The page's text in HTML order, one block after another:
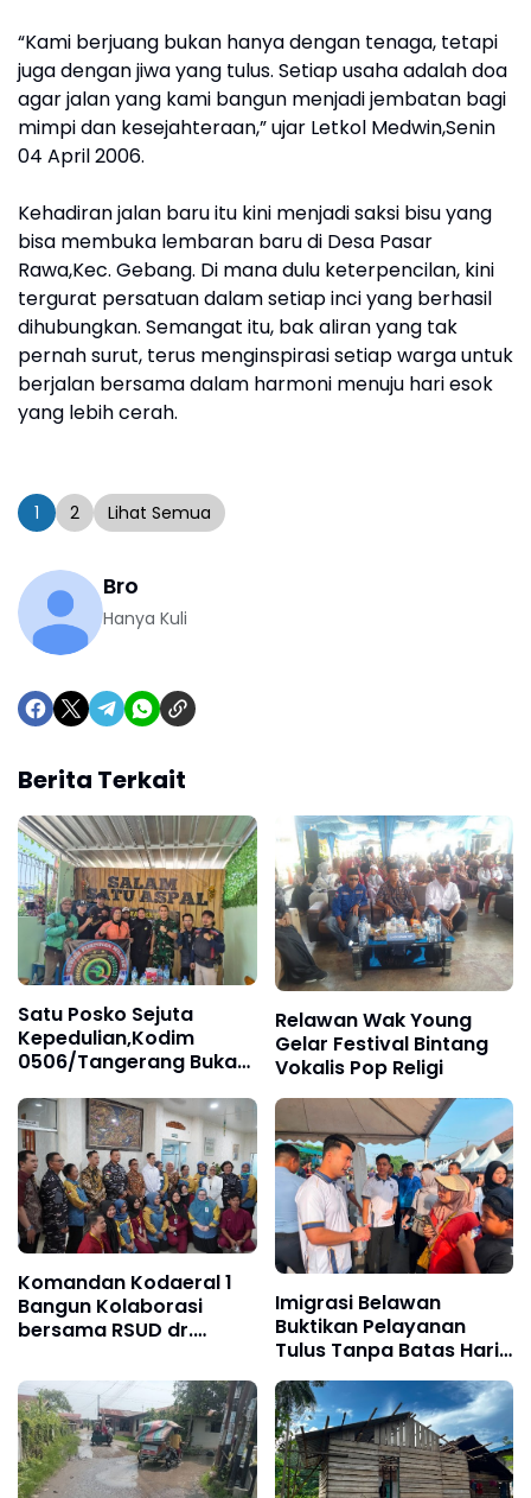
“Kami berjuang bukan hanya dengan tenaga, tetapi
juga dengan jiwa yang tulus. Setiap usaha adalah doa
agar jalan yang kami bangun menjadi jembatan bagi
mimpi dan kesejahteraan,” ujar Letkol Medwin,Senin
04 April 2006.
Kehadiran jalan baru itu kini menjadi saksi bisu yang
bisa membuka lembaran baru di Desa Pasar
Rawa,Kec. Gebang. Di mana dulu keterpencilan, kini
tergurat persatuan dalam setiap inci yang berhasil
dihubungkan. Semangat itu, bak aliran yang tak
pernah surut, terus menginspirasi setiap warga untuk
berjalan bersama dalam harmoni menuju hari esok
yang lebih cerah.
1 2 Lihat Semua
Bro
Hanya Kuli
Berita Terkait
Satu Posko Sejuta
Kepedulian,Kodim
0506/Tangerang Buka
Ruang Komunikasi Baru
Wujudkan Kamtibmas‎
Relawan Wak Young
Gelar Festival Bintang
Vokalis Pop Religi
Komandan Kodaeral 1
Bangun Kolaborasi
bersama RSUD dr.
Imigrasi Belawan
Buktikan Pelayanan
Tulus Tanpa Batas Hari